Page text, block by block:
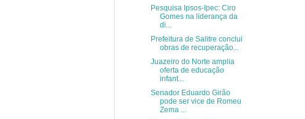
Pesquisa Ipsos-Ipec: Ciro
Gomes na liderança da
di...
Prefeitura de Salitre conclui
obras de recuperação...
Juazeiro do Norte amplia
oferta de educação
infant...
Senador Eduardo Girão
pode ser vice de Romeu
Zema ...